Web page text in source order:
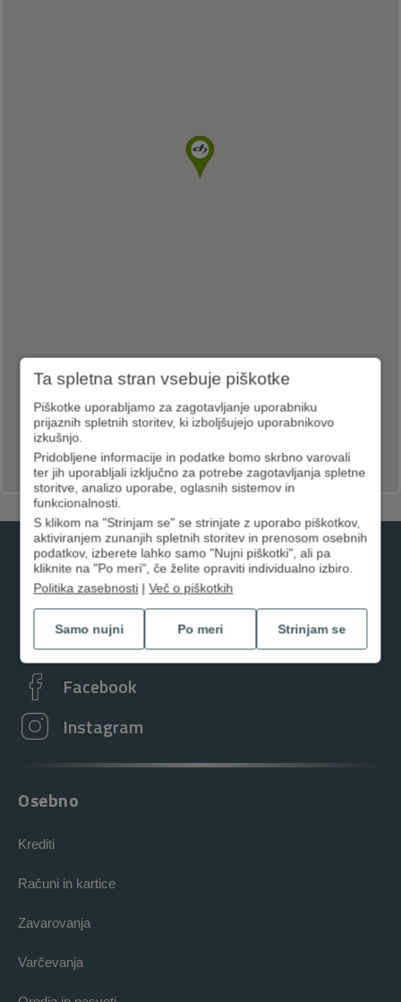
01 3000 200
kontaktni.center@dh.si
Poslovalnice
Facebook
Instagram
Osebno
Krediti
Računi in kartice
Zavarovanja
Varčevanja
Ta spletna stran vsebuje piškotke
Piškotke uporabljamo za zagotavljanje uporabniku
prijaznih spletnih storitev, ki izboljšujejo uporabnikovo
izkušnjo.
Pridobljene informacije in podatke bomo skrbno varovali
ter jih uporabljali izključno za potrebe zagotavljanja spletne
storitve, analizo uporabe, oglasnih sistemov in
funkcionalnosti.
S klikom na "Strinjam se" se strinjate z uporabo piškotkov,
aktiviranjem zunanjih spletnih storitev in prenosom osebnih
podatkov, izberete lahko samo "Nujni piškotki", ali pa
kliknite na "Po meri", če želite opraviti individualno izbiro.
Politika zasebnosti |Več o piškotkih
Samo nujni Po meri Strinjam se